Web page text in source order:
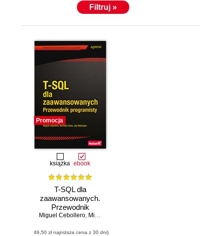
Filtruj »
Promocja
książka ebook
T-SQL dla
zaawansowanych.
Przewodnik
programisty.
Miguel Cebollero, Michael Coles
(49,50 zł najniższa cena z 30 dni)